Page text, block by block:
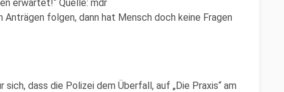
erwartet!“ Quelle: mdr
folgen, dann hat Mensch doch keine Fragen
dass die Polizei dem Überfall, auf „Die Praxis“ am